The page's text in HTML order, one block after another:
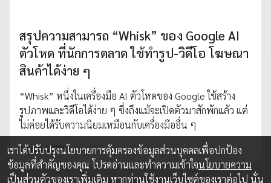
สรุปความสามารถ “Whisk” ของ Google AI
ตัวโหด ที่นักการตลาด ใช้ทำรูป-วิดีโอ โฆษณา
สินค้าได้ง่าย ๆ
“Whisk” หนึ่งในเครื่องมือ AI ตัวโหดของ Google ใช้สร้าง
รูปภาพและวิดีโอได้ง่าย ๆ ซึ่งถึงแม้จะเปิดตัวมาสักพักแล้ว แต่
ไม่ค่อยได้รับความนิยมเหมือนกับเครื่องมืออื่น ๆ
13 ก.ย. 2025
เราได้ปรับปรุงนโยบายการคุ้มครองข้อมูลส่วนบุคคลเพื่อปกป้อง
ข้อมูลที่สำคัญของคุณ โปรดอ่านและทำความเข้าใจนโยบายความ
เป็นส่วนตัวของเราเพิ่มเติม หากท่านใช้งานเว็บไซต์ของเราต่อไป นั่น